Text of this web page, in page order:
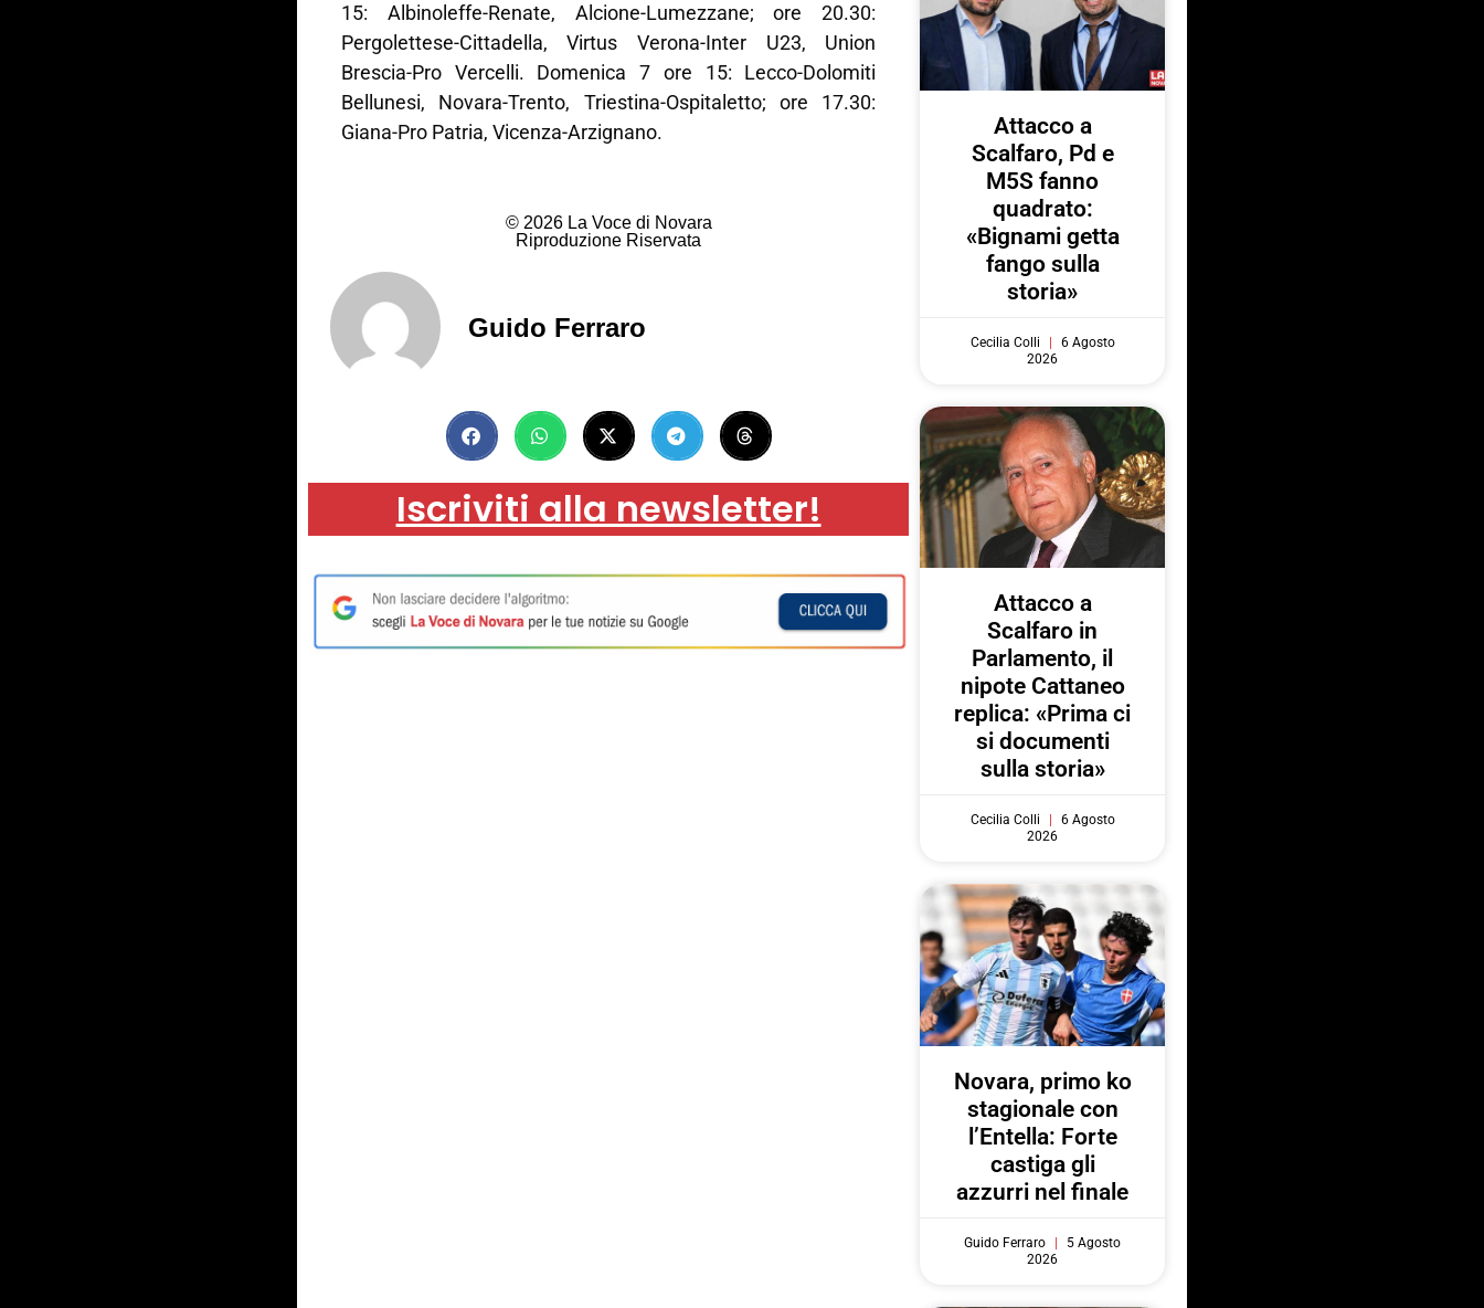
15: Albinoleffe-Renate, Alcione-Lumezzane; ore 20.30:
Pergolettese-Cittadella, Virtus Verona-Inter U23, Union
Brescia-Pro Vercelli. Domenica 7 ore 15: Lecco-Dolomiti
Bellunesi, Novara-Trento, Triestina-Ospitaletto; ore 17.30:
Giana-Pro Patria, Vicenza-Arzignano.
© 2026 La Voce di Novara
Riproduzione Riservata
Guido Ferraro
Iscriviti alla newsletter!
Attacco a
Scalfaro, Pd e
M5S fanno
quadrato:
«Bignami getta
fango sulla
storia»
Cecilia Colli
6 Agosto
2026
Attacco a
Scalfaro in
Parlamento, il
nipote Cattaneo
replica: «Prima ci
si documenti
sulla storia»
Cecilia Colli
6 Agosto
2026
Novara, primo ko
stagionale con
l’Entella: Forte
castiga gli
azzurri nel finale
Guido Ferraro
5 Agosto
2026